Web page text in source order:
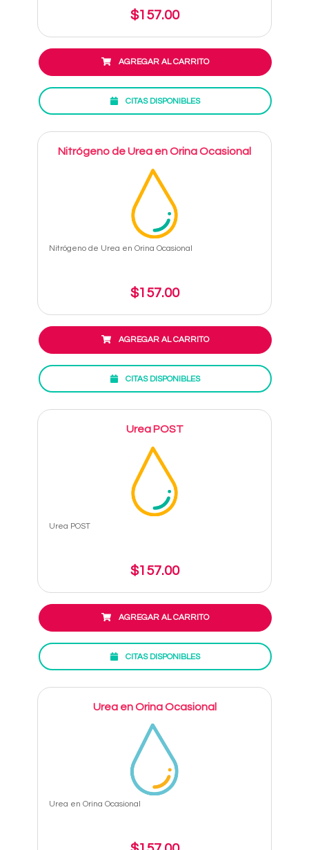
$157.00
AGREGAR AL CARRITO
CITAS DISPONIBLES
Nitrógeno de Urea en Orina Ocasional
Nitrógeno de Urea en Orina Ocasional
$157.00
AGREGAR AL CARRITO
CITAS DISPONIBLES
Urea POST
Urea POST
$157.00
AGREGAR AL CARRITO
CITAS DISPONIBLES
Urea en Orina Ocasional
Urea en Orina Ocasional